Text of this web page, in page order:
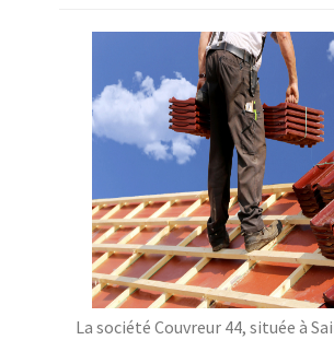
La société Couvreur 44, située à